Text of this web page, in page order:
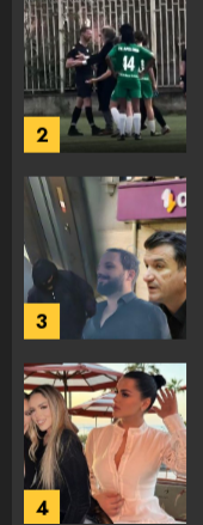
2
3
4